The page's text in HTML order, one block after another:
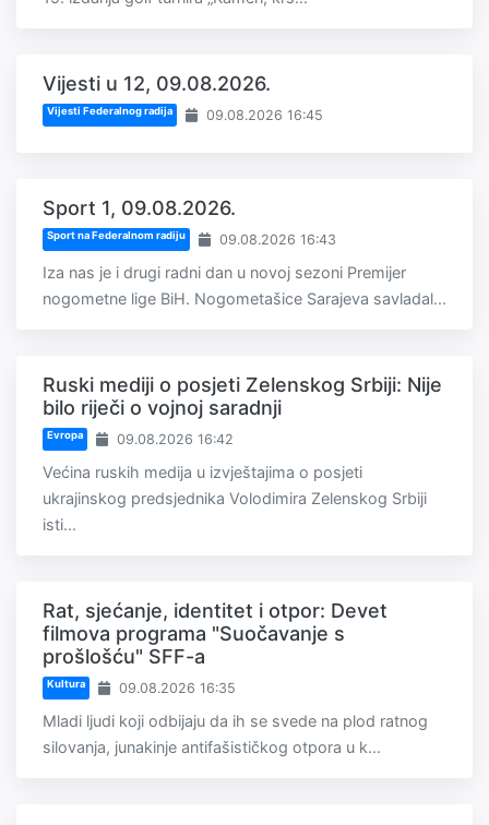
Vijesti u 12, 09.08.2026.
Vijesti Federalnog radija 09.08.2026 16:45
Sport 1, 09.08.2026.
Sport na Federalnom radiju 09.08.2026 16:43
Iza nas je i drugi radni dan u novoj sezoni Premijer
nogometne lige BiH. Nogometašice Sarajeva savladal...
Ruski mediji o posjeti Zelenskog Srbiji: Nije
bilo riječi o vojnoj saradnji
Evropa 09.08.2026 16:42
Većina ruskih medija u izvještajima o posjeti
ukrajinskog predsjednika Volodimira Zelenskog Srbiji
isti...
Rat, sjećanje, identitet i otpor: Devet
filmova programa "Suočavanje s
prošlošću" SFF-a
Kultura 09.08.2026 16:35
Mladi ljudi koji odbijaju da ih se svede na plod ratnog
silovanja, junakinje antifašističkog otpora u k...